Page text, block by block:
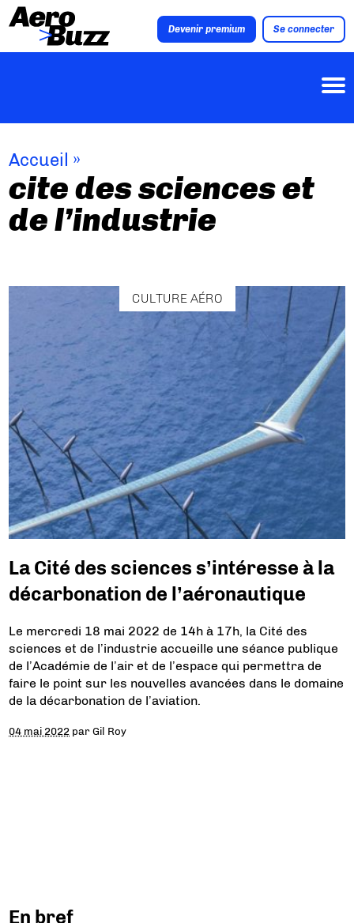
Devenir premium Se connecter
Accueil »
cite des sciences et
de l’industrie
CULTURE AÉRO
La Cité des sciences s’intéresse à la
décarbonation de l’aéronautique
Le mercredi 18 mai 2022 de 14h à 17h, la Cité des
sciences et de l’industrie accueille une séance publique
de l’Académie de l’air et de l’espace qui permettra de
faire le point sur les nouvelles avancées dans le domaine
de la décarbonation de l’aviation.
04 mai 2022 parGil Roy
En bref